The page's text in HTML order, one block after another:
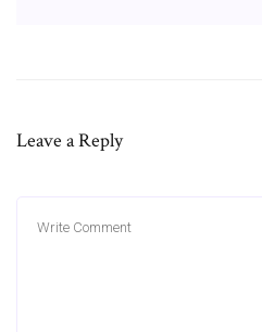
Leave a Reply